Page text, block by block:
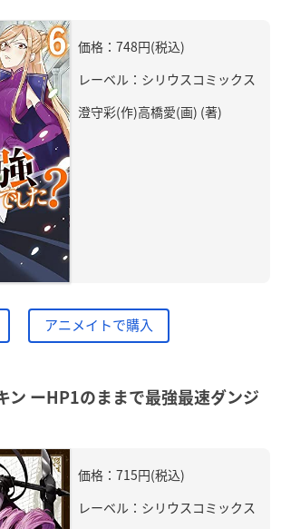
価格：748円(税込)
レーベル：シリウスコミックス
澄守彩(作)高橋愛(画) (著)
アニメイトで購入
ン ーHP1のままで最強最速ダンジ
価格：715円(税込)
レーベル：シリウスコミックス